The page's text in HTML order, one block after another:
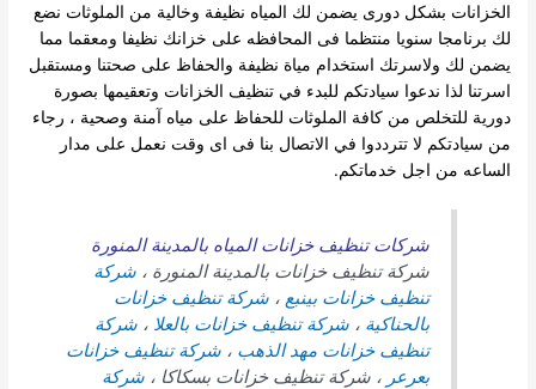
الخزانات بشكل دورى يضمن لك المياه نظيفة وخالية من الملوثات نضع
لك برنامجا سنويا منتظما فى المحافظه على خزانك نظيفا ومعقما مما
يضمن لك ولاسرتك استخدام مياة نظيفة والحفاظ على صحتنا ومستقبل
اسرتنا لذا ندعوا سيادتكم للبدء في تنظيف الخزانات وتعقيمها بصورة
دورية للتخلص من كافة الملوثات للحفاظ على مياه آمنة وصحية ، رجاء
من سيادتكم لا تترددوا في الاتصال بنا فى اى وقت نعمل على مدار
الساعه من اجل خدماتكم.
شركات تنظيف خزانات المياه بالمدينة المنورة
شركة تنظيف خزانات بالمدينة المنورة ،شركة
تنظيف خزانات بينبع ،شركة تنظيف خزانات
بالحناكية ،شركة تنظيف خزانات بالعلا ،شركة
تنظيف خزانات مهد الذهب ،شركة تنظيف خزانات
بعرعر ، شركة تنظيف خزانات بسكاكا ،شركة